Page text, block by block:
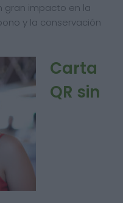
gran impacto en la
y la conservación
Carta
QR sin